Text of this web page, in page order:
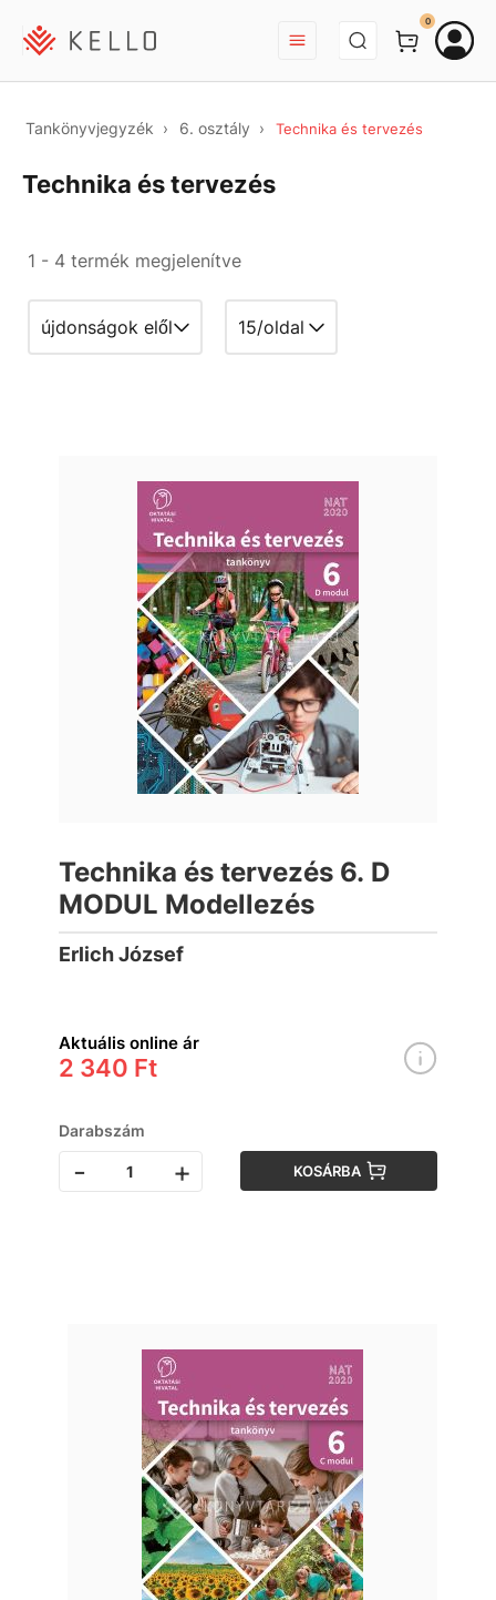
BEJELENTKEZÉS
0
Tankönyvjegyzék 6. osztály Technika és tervezés
Technika és tervezés
1 - 4 termék megjelenítve
Technika és tervezés 6. D
MODUL Modellezés
Erlich József
Aktuális online ár
2 340 Ft
Darabszám
- + KOSÁRBA